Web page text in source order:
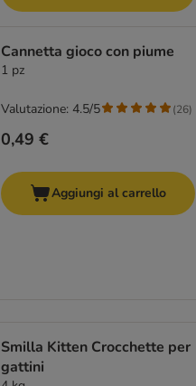
Cannetta gioco con piume
1 pz
0,49 €
Valutazione: 4.5/5 (26)
Aggiungi al carrello
Smilla Kitten Crocchette per
gattini